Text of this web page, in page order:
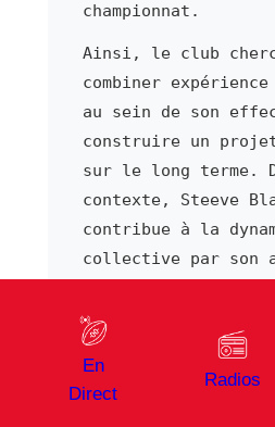
championnat.
Ainsi, le club
combiner
au sein de son
construire un
sur le long terme.
contexte, Steeve
contribue à la
collective par son
En outre,
technique s'appuie
entraîneurs
En
Direct
Radios